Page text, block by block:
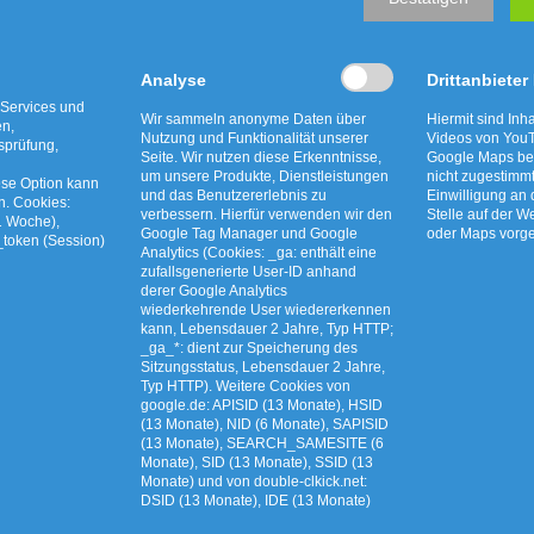
werden in einer Stunde die leuchtenden
unten haben schon die ersten Hortkinder
jeweils von 16 bis 18 Uhr. Pro
libbertz@jugend.bassum.de möglich.
richtig
AWG bewegt: Live-
Freitag auf unserem
Kanal
und
Option kann
Cookies:
Woche),
(Session)
Analyse
Wir sammeln anonyme Daten über
Nutzung und Funktionalität unserer
Seite. Wir nutzen diese Erkenntnisse,
um unsere Produkte, Dienstleistungen
und das Benutzererlebnis zu
verbessern. Hierfür verwenden wir den
Google Tag Manager und Google
Analytics (Cookies: _ga: enthält eine
zufallsgenerierte User-ID anhand
derer Google Analytics
wiederkehrende User wiedererkennen
kann, Lebensdauer 2 Jahre, Typ HTTP;
_ga_*: dient zur Speicherung des
Sitzungsstatus, Lebensdauer 2 Jahre,
Typ HTTP). Weitere Cookies von
google.de: APISID (13 Monate), HSID
(13 Monate), NID (6 Monate), SAPISID
(13 Monate), SEARCH_SAMESITE (6
Monate), SID (13 Monate), SSID (13
Monate) und von double-clkick.net:
DSID (13 Monate), IDE (13 Monate)
Drittanbieter
Hiermit sind
Videos von
Google Maps
nicht
Einwilligung an
Stelle auf der
oder Maps